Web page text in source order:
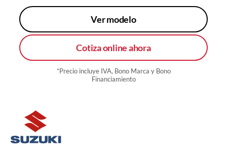
Ver modelo
Cotiza online ahora
*Precio incluye IVA, Bono Marca y Bono
Financiamiento